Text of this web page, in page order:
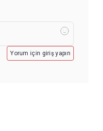
Yorum için giriş yapın